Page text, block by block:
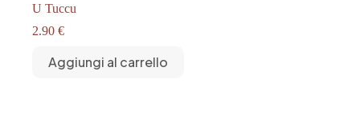
U Tuccu
2.90 €
Aggiungi al carrello